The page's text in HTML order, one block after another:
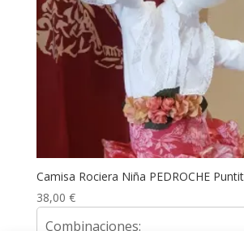
Camisa Rociera Niña PEDROCHE
38,00 €
Combinaciones: